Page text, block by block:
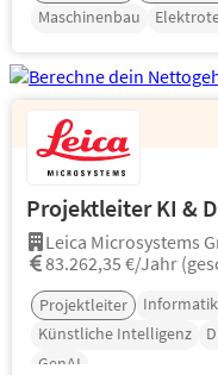
Maschinenbau
Projektleiter KI &
Leica Microsystems
83.262,35 €/Jahr
Projektleiter Informatik
Künstliche Intelligenz
GenAI